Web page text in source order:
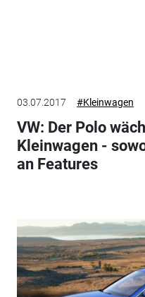
03.07.2017 #Kleinwagen
VW: Der Polo
Kleinwagen -
an Features